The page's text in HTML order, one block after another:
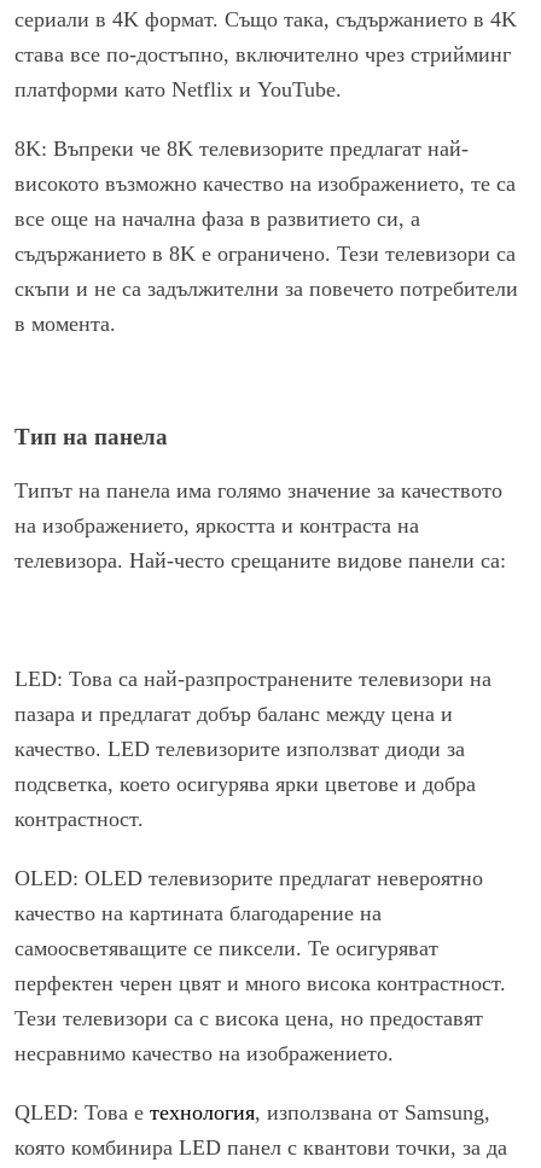
сериали в 4K формат. Също така, съдържанието в 4K
става все по-достъпно, включително чрез стрийминг
платформи като Netflix и YouTube.
8K: Въпреки че 8K телевизорите предлагат най-
високото възможно качество на изображението, те са
все още на начална фаза в развитието си, а
съдържанието в 8K е ограничено. Тези телевизори са
скъпи и не са задължителни за повечето потребители
в момента.
Тип на панела
Типът на панела има голямо значение за качеството
на изображението, яркостта и контраста на
телевизора. Най-често срещаните видове панели са:
LED: Това са най-разпространените телевизори на
пазара и предлагат добър баланс между цена и
качество. LED телевизорите използват диоди за
подсветка, което осигурява ярки цветове и добра
контрастност.
OLED: OLED телевизорите предлагат невероятно
качество на картината благодарение на
самоосветяващите се пиксели. Те осигуряват
перфектен черен цвят и много висока контрастност.
Тези телевизори са с висока цена, но предоставят
несравнимо качество на изображението.
QLED: Това е технология, използвана от Samsung,
която комбинира LED панел с квантови точки, за да